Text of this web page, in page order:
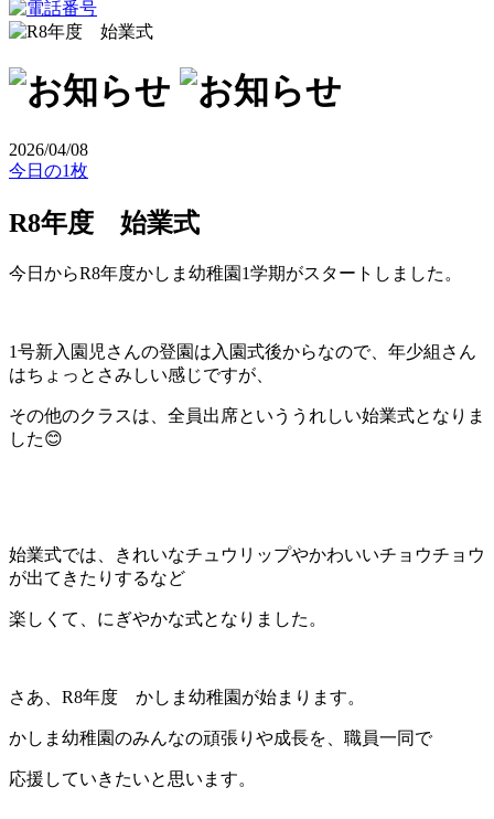
2026/04/08
今日の1枚
R8年度 始業式
今日からR8年度かしま幼稚園1学期がスタートしました。
1号新入園児さんの登園は入園式後からなので、年少組さん
はちょっとさみしい感じですが、
その他のクラスは、全員出席といううれしい始業式となりま
した😊
始業式では、きれいなチュウリップやかわいいチョウチョウ
が出てきたりするなど
楽しくて、にぎやかな式となりました。
さあ、R8年度 かしま幼稚園が始まります。
かしま幼稚園のみんなの頑張りや成長を、職員一同で
応援していきたいと思います。